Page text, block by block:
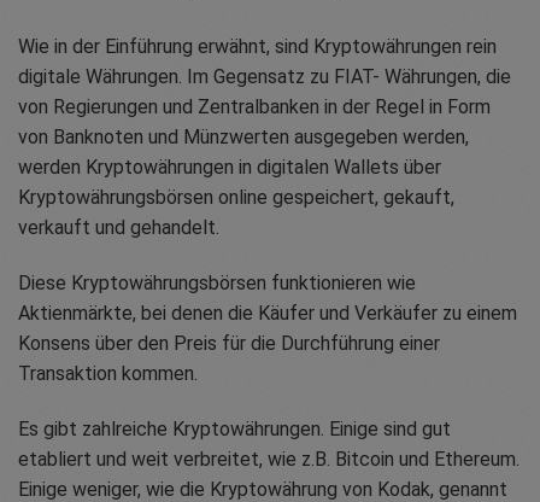
Wie in der Einführung erwähnt, sind Kryptowährungen rein
digitale Währungen. Im Gegensatz zu FIAT- Währungen, die
von Regierungen und Zentralbanken in der Regel in Form
von Banknoten und Münzwerten ausgegeben werden,
werden Kryptowährungen in digitalen Wallets über
Kryptowährungsbörsen online gespeichert, gekauft,
verkauft und gehandelt.
Diese Kryptowährungsbörsen funktionieren wie
Aktienmärkte, bei denen die Käufer und Verkäufer zu einem
Konsens über den Preis für die Durchführung einer
Transaktion kommen.
Es gibt zahlreiche Kryptowährungen. Einige sind gut
etabliert und weit verbreitet, wie z.B. Bitcoin und Ethereum.
Einige weniger, wie die Kryptowährung von Kodak, genannt